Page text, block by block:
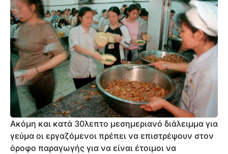
Ακόμη και κατά 30λεπτο μεσημεριανό διάλειμμα για
γεύμα οι εργαζόμενοι πρέπει να επιστρέψουν στον
όροφο παραγωγής για να είναι έτοιμοι να